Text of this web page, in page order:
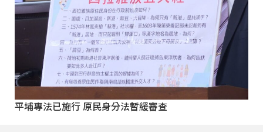
平埔專法已施行 原民身分法暫緩審查